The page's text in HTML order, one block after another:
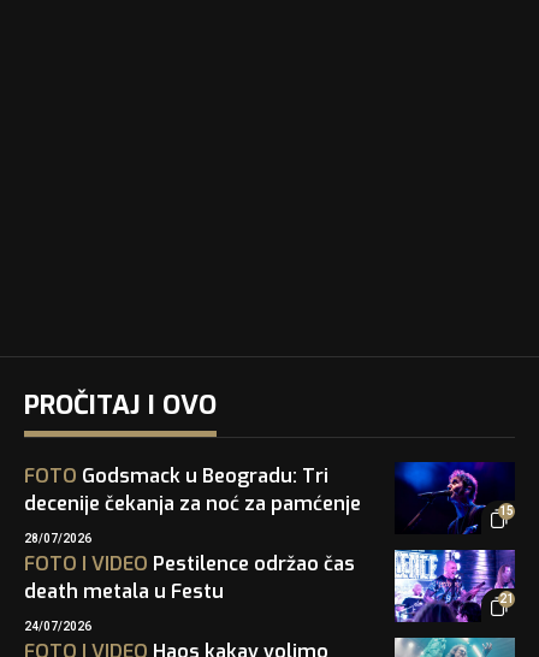
PROČITAJ I OVO
15
FOTO Godsmack u Beogradu: Tri
decenije čekanja za noć za pamćenje
28/07/2026
21
FOTO I VIDEO Pestilence održao čas
death metala u Festu
24/07/2026
FOTO I VIDEO Haos kakav volimo